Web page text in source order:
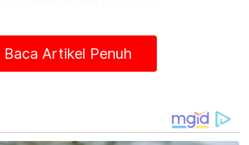
mangsa dihantar ke
untuk proses bedah siasat.
Pegawai Perhubungan Awam
dan Penyelamat Malaysia
Baca Artikel Penuh